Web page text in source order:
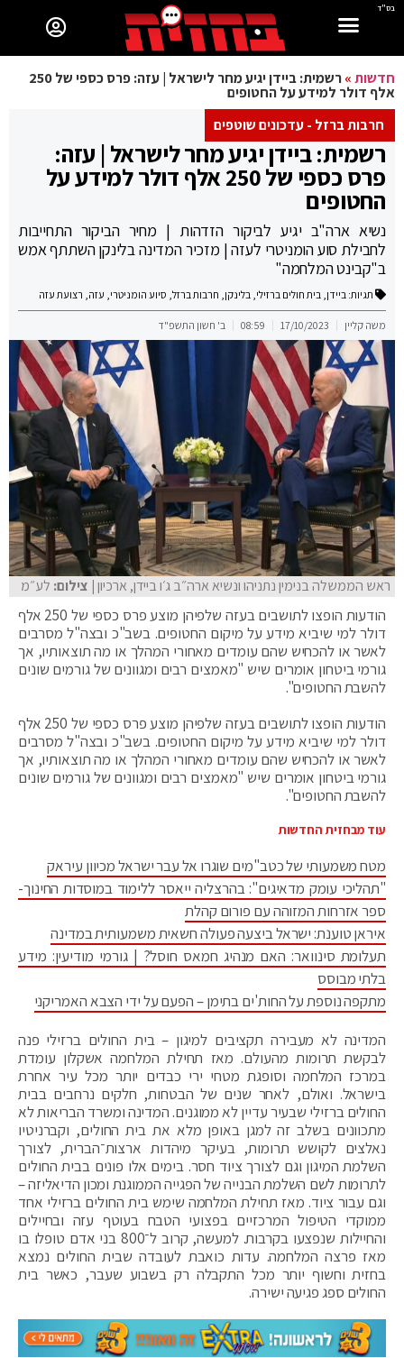
בס"ד
חדשות» רשמית: ביידן יגיע מחר לישראל | עזה: פרס כספי של 250
אלף דולר למידע על החטופים
חרבות ברזל - עדכונים שוטפים
רשמית: ביידן יגיע מחר לישראל | עזה:
פרס כספי של 250 אלף דולר למידע על
החטופים
נשיא ארה"ב יגיע לביקור הזדהות | מחיר הביקור התחייבות
לחבילת סוע הומניטרי לעזה | מזכיר המדינה בלינקן השתתף אמש
ב"קבינט המלחמה"
תגיות: ביידן, בית חולים ברזילי, בלינקן, חרבות ברזל, סיוע הומניטרי, עזה, רצועת עזה
משה קליין 17/10/2023
08:59 ב' חשון התשפ"ד
ראש הממשלה בנימין נתניהו ונשיא ארה״ב ג׳ו ביידן, ארכיון| צילום: לע״מ
הודעות הופצו לתושבים בעזה שלפיהן מוצע פרס כספי של 250 אלף
דולר למי שיביא מידע על מיקום החטופים. בשב"כ ובצה"ל מסרבים
לאשר או להכחיש שהם עומדים מאחורי המהלך או מה תוצאותיו, אך
גורמי ביטחון אומרים שיש "מאמצים רבים ומגוונים של גורמים שונים
להשבת החטופים".
הודעות הופצו לתושבים בעזה שלפיהן מוצע פרס כספי של 250 אלף
דולר למי שיביא מידע על מיקום החטופים. בשב"כ ובצה"ל מסרבים
לאשר או להכחיש שהם עומדים מאחורי המהלך או מה תוצאותיו, אך
גורמי ביטחון אומרים שיש "מאמצים רבים ומגוונים של גורמים שונים
להשבת החטופים".
עוד מבחזית החדשות
מטח משמעותי של כטב"מים שוגרו אל עבר ישראל מכיוון עיראק
"תהליכי עומק מדאיגים": בהרצליה ייאסר ללימוד במוסדות החינוך-
ספר אזרחות המזוהה עם פורום קהלת
איראן טוענת: ישראל ביצעה פעולה חשאית משמעותית במדינה
תעלומת סינוואר: האם מנהיג חמאס חוסל? | גורמי מודיעין: מידע
בלתי מבוסס
מתקפה נוספת על החות'ים בתימן – הפעם על ידי הצבא האמריקני
המדינה לא מעבירה תקציבים למיגון – בית החולים ברזילי פנה
לבקשת תרומות מהעולם. מאז תחילת המלחמה אשקלון עומדת
במרכז המלחמה וסופגת מטחי ירי כבדים יותר מכל עיר אחרת
בישראל. ואולם, לאחר שנים של הבטחות, חלקים נרחבים בבית
החולים ברזילי שבעיר עדיין לא ממוגנים. המדינה ומשרד הבריאות לא
מתכוונים בשלב זה למגן באופן מלא את בית החולים, וקברניטיו
נאלצים לקושש תרומות, בעיקר מיהדות ארצות־הברית, לצורך
השלמת המיגון וגם לצורך ציוד חסר. בימים אלו פונים בבית החולים
לתרומות לשם השלמת הבנייה של הפגייה הממוגנת ומכון הדיאליזה –
וגם עבור ציוד. מאז תחילת המלחמה שימש בית החולים ברזילי אחד
ממוקדי הטיפול המרכזיים בפצועי הטבח בעוטף עזה ובחיילים
והחיילות שנפצעו בקרבות. למעשה, קרוב ל־800 בני אדם טופלו בו
מאז פרצה המלחמה. עדות כואבת לעובדה שבית החולים נמצא
בחזית וחשוף יותר מכל התקבלה רק בשבוע שעבר, כאשר בית
החולים ספג פגיעה ישירה.